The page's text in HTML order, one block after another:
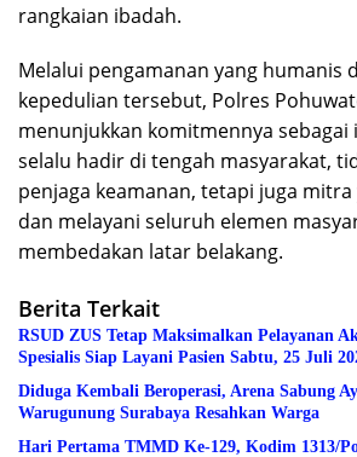
rangkaian ibadah.
Melalui pengamanan yang humanis
kepedulian tersebut, Polres
menunjukkan komitmennya sebagai
selalu hadir di tengah masyarakat,
penjaga keamanan, tetapi juga
dan melayani seluruh elemen
membedakan latar belakang.
Berita Terkait
RSUD ZUS Tetap Maksimalkan Pelayanan
Spesialis Siap Layani Pasien Sabtu, 25 Juli
Diduga Kembali Beroperasi, Arena Sabung
Warugunung Surabaya Resahkan Warga
Hari Pertama TMMD Ke-129, Kodim 1313/